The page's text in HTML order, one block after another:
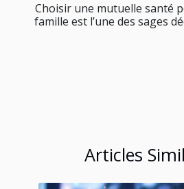
Choisir une mutuelle santé
famille est l’une des sages
Articles